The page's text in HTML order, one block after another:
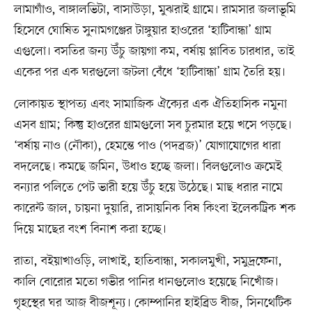
লামাগাঁও, বাঙ্গালভিটা, বাসাউড়া, মুঝরাই গ্রামে। রামসার জলাভূমি
হিসেবে ঘোষিত সুনামগঞ্জের টাঙ্গুয়ার হাওরের ‘হাটিবান্ধা’ গ্রাম
এগুলো। বসতির জন্য উঁচু জায়গা কম, বর্ষায় প্লাবিত চারধার, তাই
একের পর এক ঘরগুলো জটলা বেঁধে ‘হাটিবান্ধা’ গ্রাম তৈরি হয়।
লোকায়ত স্থাপত্য এবং সামাজিক ঐক্যের এক ঐতিহাসিক নমুনা
এসব গ্রাম; কিন্তু হাওরের গ্রামগুলো সব চুরমার হয়ে খসে পড়ছে।
‘বর্ষায় নাও (নৌকা), হেমন্তে পাও (পদব্রজ)’ যোগাযোগের ধারা
বদলেছে। কমছে জমিন, উধাও হচ্ছে জলা। বিলগুলোও ক্রমেই
বন্যার পলিতে পেট ভারী হয়ে উঁচু হয়ে উঠেছে। মাছ ধরার নামে
কারেন্ট জাল, চায়না দুয়ারি, রাসায়নিক বিষ কিংবা ইলেকট্রিক শক
দিয়ে মাছের বংশ বিনাশ করা হচ্ছে।
রাতা, বইয়াখাওড়ি, লাখাই, হাতিবান্ধা, সকালমুখী, সমুদ্রফেনা,
কালি বোরোর মতো গভীর পানির ধানগুলোও হয়েছে নিখোঁজ।
গৃহস্থের ঘর আজ বীজশূন্য। কোম্পানির হাইব্রিড বীজ, সিনথেটিক